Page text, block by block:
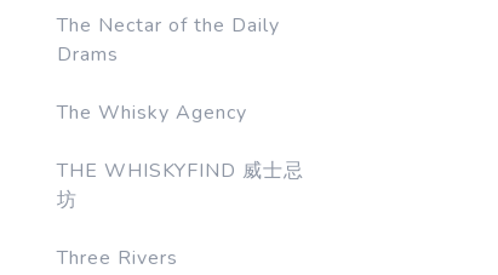
The Nectar of the Daily
Drams
The Whisky Agency
THE WHISKYFIND 威士忌
坊
Three Rivers